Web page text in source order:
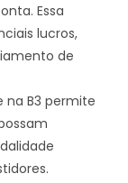
Essa
lucros,
de
na B3 permite